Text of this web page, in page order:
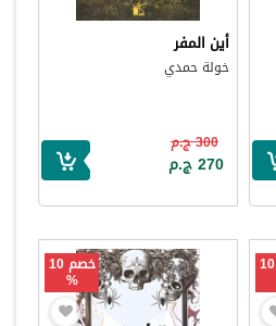
أين المفر
خولة حمدي
300 ج.م
270 ج.م
خصم 10 خصم 10
%